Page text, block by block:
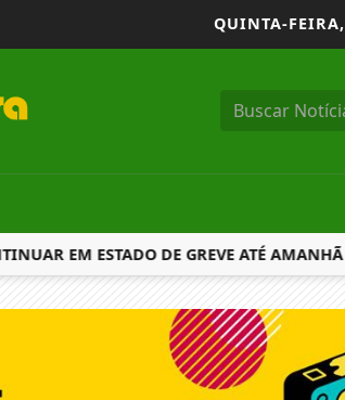
QUINTA-FEIRA,
EM ESTADO DE GREVE ATÉ AMANHÃ